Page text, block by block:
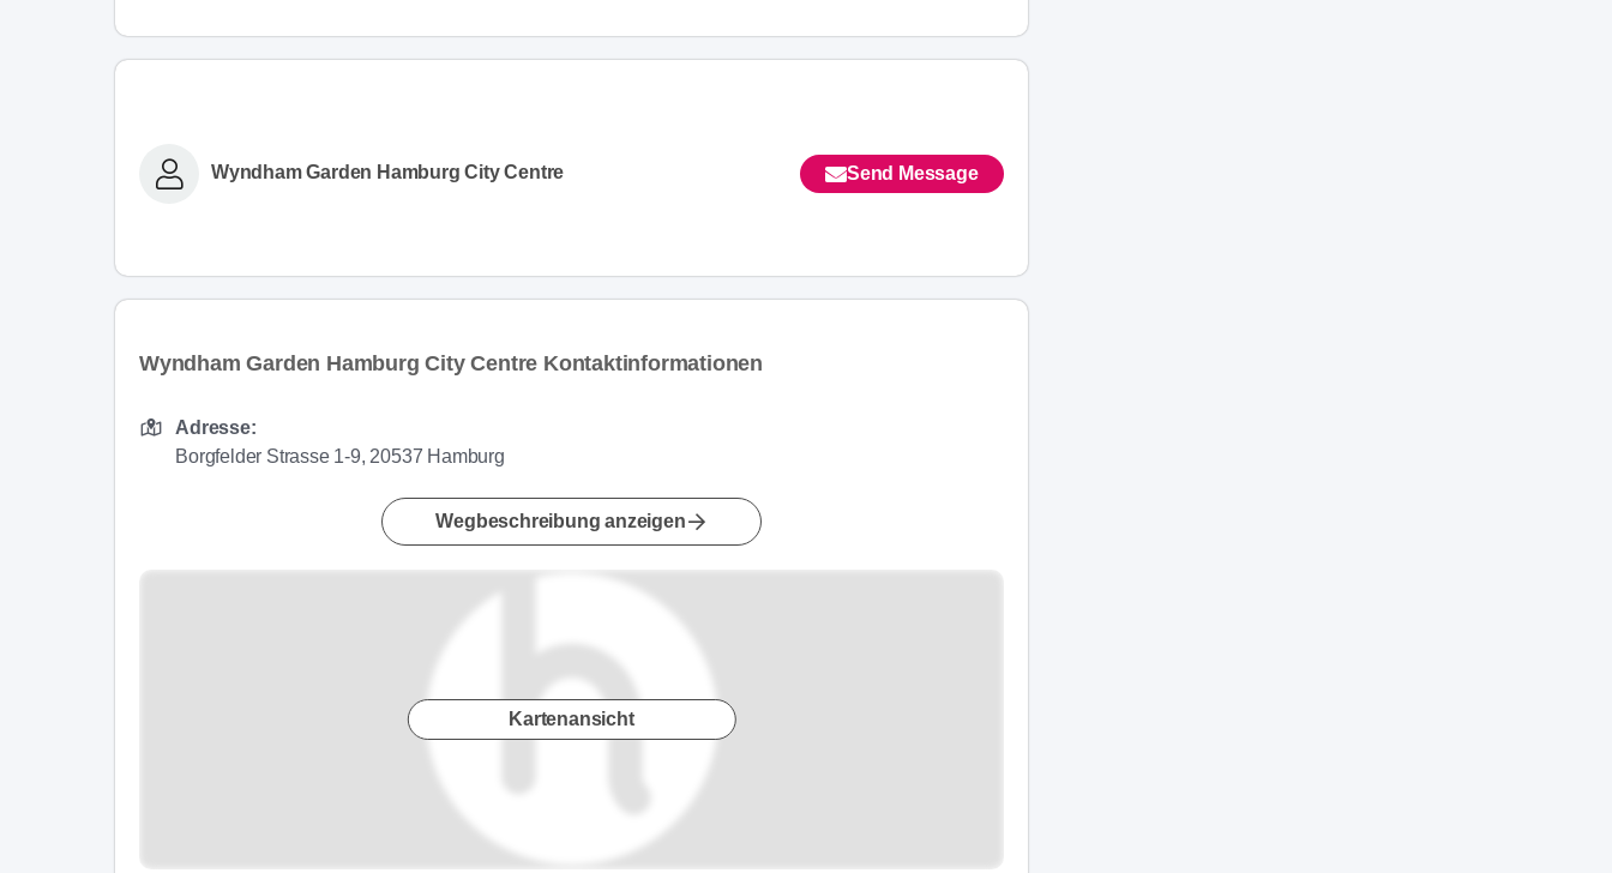
Wyndham Garden Hamburg City Centre Send Message
Wyndham Garden Hamburg City Centre Kontaktinformationen
Adresse:
Borgfelder Strasse 1-9, 20537 Hamburg
Wegbeschreibung anzeigen
Kartenansicht